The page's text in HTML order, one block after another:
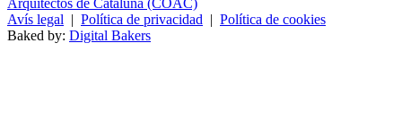
Arquitectos de Cataluña (COAC)
Avís legal | Política de privacidad | Política de cookies
Baked by: Digital Bakers